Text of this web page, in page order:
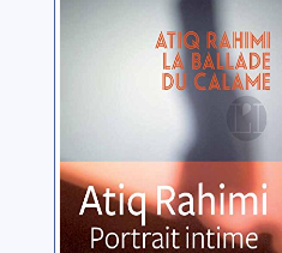
Rahimi, Atiq